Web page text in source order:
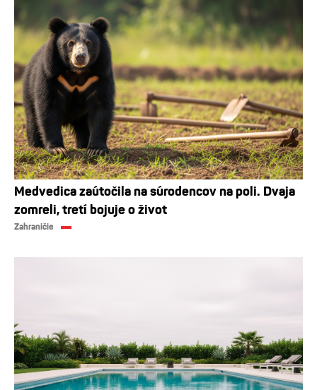
Medvedica zaútočila na súrodencov na poli. Dvaja
zomreli, tretí bojuje o život
Zahraničie